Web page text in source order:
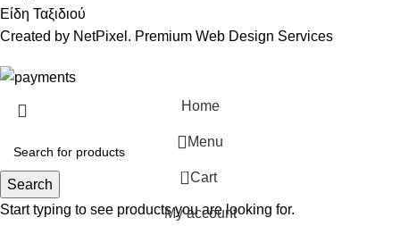
Είδη Ταξιδιού
Created by NetPixel. Premium Web Design Services
Search
Start typing to see products you are looking for.
Home
Menu
0 Cart
My account